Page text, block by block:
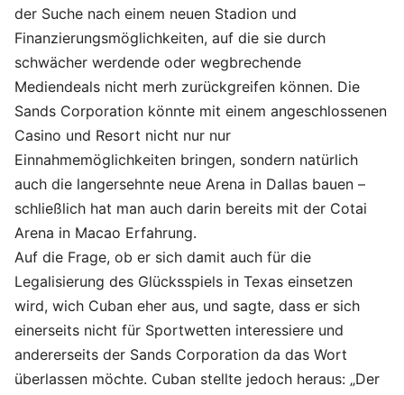
der Suche nach einem neuen Stadion und
Finanzierungsmöglichkeiten, auf die sie durch
schwächer werdende oder wegbrechende
Mediendeals nicht merh zurückgreifen können. Die
Sands Corporation könnte mit einem angeschlossenen
Casino und Resort nicht nur nur
Einnahmemöglichkeiten bringen, sondern natürlich
auch die langersehnte neue Arena in Dallas bauen –
schließlich hat man auch darin bereits mit der Cotai
Arena in Macao Erfahrung.
Auf die Frage, ob er sich damit auch für die
Legalisierung des Glücksspiels in Texas einsetzen
wird, wich Cuban eher aus, und sagte, dass er sich
einerseits nicht für Sportwetten interessiere und
andererseits der Sands Corporation da das Wort
überlassen möchte. Cuban stellte jedoch heraus: „Der